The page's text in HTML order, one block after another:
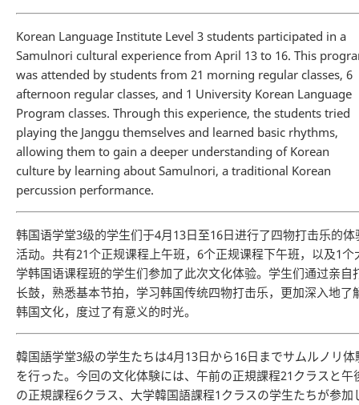
Korean Language Institute Level 3 students participated in a
Samulnori cultural experience from April 13 to 16. This
was attended by students from 21 morning regular classes, 6
afternoon regular classes, and 1 University Korean Language
Program classes. Through this experience, the students tried
playing the Janggu themselves and learned basic rhythms,
allowing them to gain a deeper understanding of Korean
culture by learning about Samulnori, a traditional Korean
percussion performance.
韩国语学堂3级的学生们于4月13日至16日进行了四物打击乐的体
活动。共有21个正规课程上午班，6个正规课程下午班，以及1个
学韩国语课程班的学生们参加了此次文化体验。学生们通过亲自
长鼓，熟悉基本节拍，学习韩国传统四物打击乐，更加深入地了
韩国文化，度过了有意义的时光。
韓国語学堂3級の学生たちは4月13日から16日までサムルノリ体
を行った。今回の文化体験には、午前の正規課程21クラスと午
の正規課程6クラス、大学韓国語課程1クラスの学生たちが参加